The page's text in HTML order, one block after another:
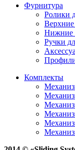
Фурнитура
Ролики
Нижние
Ручки
Комплекты